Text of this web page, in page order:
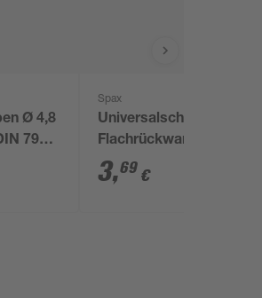
Ø 4,8
7981
Spax
Universalschraube
Flachrückwandkopf T-
Star plus T10 Stahl Ø
3 x 30 mm 25 Stück
3,69 €